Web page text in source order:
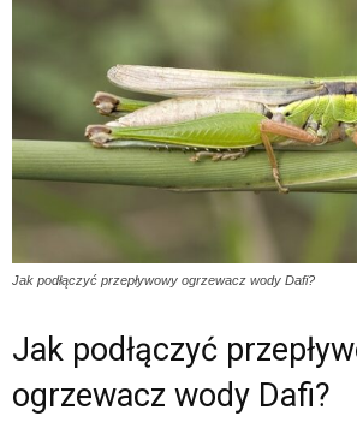
Jak podłączyć przepływowy ogrzewacz wody Dafi?
Jak podłączyć
ogrzewacz wody Dafi?